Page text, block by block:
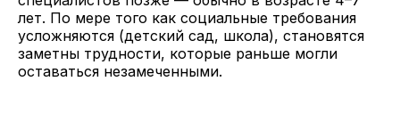
лет. По мере того как социальные требования
усложняются (детский сад, школа), становятся
заметны трудности, которые раньше могли
оставаться незамеченными.